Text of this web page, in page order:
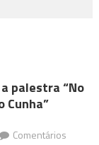
palestra “No
Cunha”
Comentários